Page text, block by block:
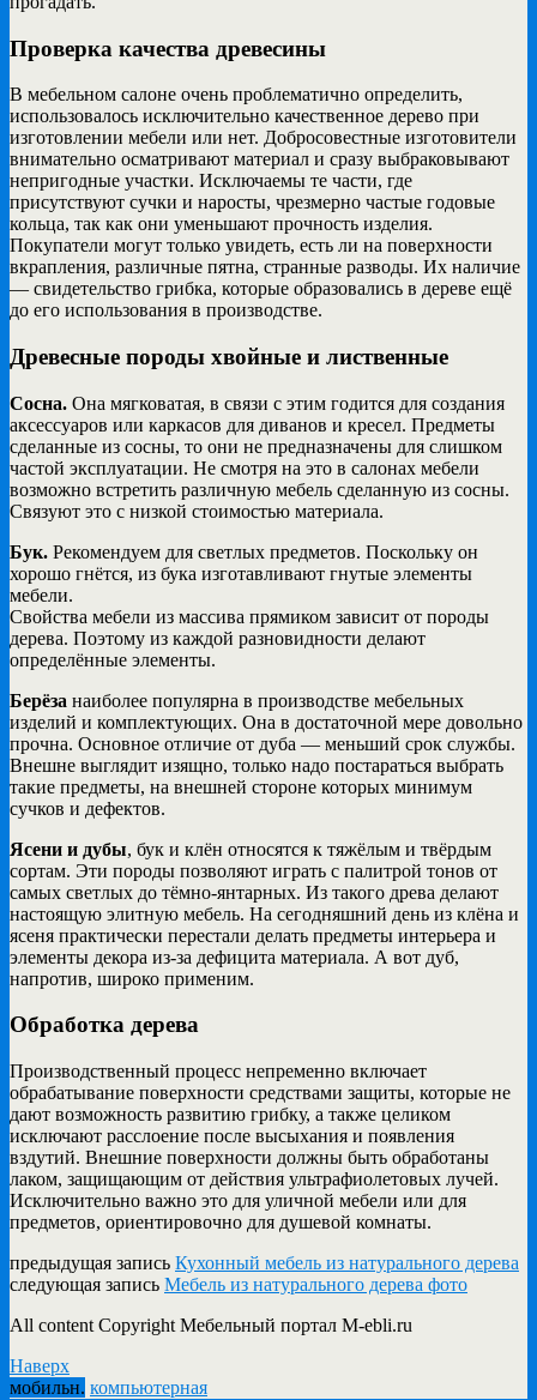
Проверка качества древесины
В мебельном салоне очень проблематично определить,
использовалось исключительно качественное дерево при
изготовлении мебели или нет. Добросовестные изготовители
внимательно осматривают материал и сразу выбраковывают
непригодные участки. Исключаемы те части, где
присутствуют сучки и наросты, чрезмерно частые годовые
кольца, так как они уменьшают прочность изделия.
Покупатели могут только увидеть, есть ли на поверхности
вкрапления, различные пятна, странные разводы. Их наличие
— свидетельство грибка, которые образовались в дереве ещё
до его использования в производстве.
Древесные породы хвойные и лиственные
Сосна. Она мягковатая, в связи с этим годится для создания
аксессуаров или каркасов для диванов и кресел. Предметы
сделанные из сосны, то они не предназначены для слишком
частой эксплуатации. Не смотря на это в салонах мебели
возможно встретить различную мебель сделанную из сосны.
Связуют это с низкой стоимостью материала.
Бук. Рекомендуем для светлых предметов. Поскольку он
хорошо гнётся, из бука изготавливают гнутые элементы
мебели.
Свойства мебели из массива прямиком зависит от породы
дерева. Поэтому из каждой разновидности делают
определённые элементы.
Берёза наиболее популярна в производстве мебельных
изделий и комплектующих. Она в достаточной мере довольно
прочна. Основное отличие от дуба — меньший срок службы.
Внешне выглядит изящно, только надо постараться выбрать
такие предметы, на внешней стороне которых минимум
сучков и дефектов.
Ясени и дубы, бук и клён относятся к тяжёлым и твёрдым
сортам. Эти породы позволяют играть с палитрой тонов от
самых светлых до тёмно-янтарных. Из такого древа делают
настоящую элитную мебель. На сегодняшний день из клёна и
ясеня практически перестали делать предметы интерьера и
элементы декора из-за дефицита материала. А вот дуб,
напротив, широко применим.
Обработка дерева
Производственный процесс непременно включает
обрабатывание поверхности средствами защиты, которые не
дают возможность развитию грибку, а также целиком
исключают расслоение после высыхания и появления
вздутий. Внешние поверхности должны быть обработаны
лаком, защищающим от действия ультрафиолетовых лучей.
Исключительно важно это для уличной мебели или для
предметов, ориентировочно для душевой комнаты.
предыдущая запись Кухонный мебель из натурального дерева
следующая запись Мебель из натурального дерева фото
All content Copyright Мебельный портал M-ebli.ru
Наверх
мобильн. компьютерная